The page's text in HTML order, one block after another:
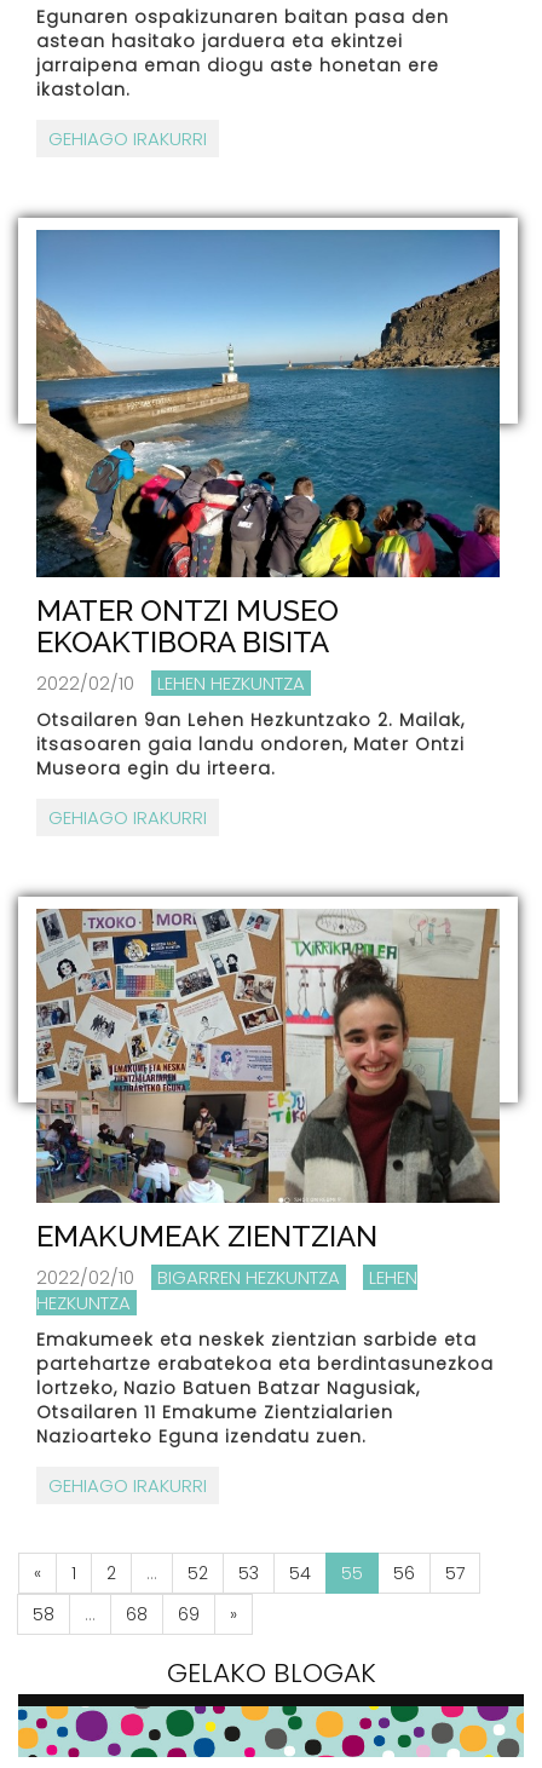
Egunaren ospakizunaren baitan pasa den
astean hasitako jarduera eta ekintzei
jarraipena eman diogu aste honetan ere
ikastolan.
GEHIAGO IRAKURRI
MATER ONTZI MUSEO
EKOAKTIBORA BISITA
2022/02/10 LEHEN HEZKUNTZA
Otsailaren 9an Lehen Hezkuntzako 2. Mailak,
itsasoaren gaia landu ondoren, Mater Ontzi
Museora egin du irteera.
GEHIAGO IRAKURRI
EMAKUMEAK ZIENTZIAN
2022/02/10 BIGARREN HEZKUNTZA
LEHEN
HEZKUNTZA
Emakumeek eta neskek zientzian sarbide eta
partehartze erabatekoa eta berdintasunezkoa
lortzeko, Nazio Batuen Batzar Nagusiak,
Otsailaren 11 Emakume Zientzialarien
Nazioarteko Eguna izendatu zuen.
GEHIAGO IRAKURRI
« 1 2 ... 52 53 54 55 56
57
58
... 68 69 »
GELAKO BLOGAK